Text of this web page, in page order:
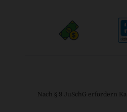
Nach § 9 JuSchG erfordern